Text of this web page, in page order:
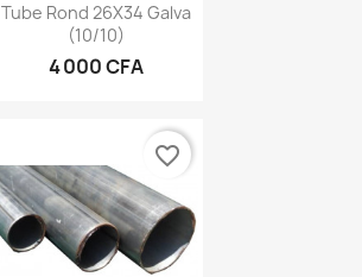
Tube Rond 26X34 Galva
(10/10)
4 000 CFA
favorite_border